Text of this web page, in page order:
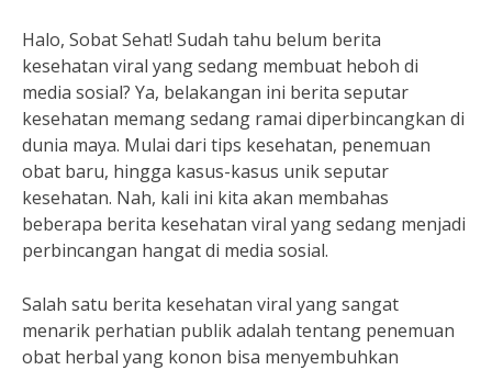
Halo, Sobat Sehat! Sudah tahu belum berita
kesehatan viral yang sedang membuat heboh di
media sosial? Ya, belakangan ini berita seputar
kesehatan memang sedang ramai diperbincangkan di
dunia maya. Mulai dari tips kesehatan, penemuan
obat baru, hingga kasus-kasus unik seputar
kesehatan. Nah, kali ini kita akan membahas
beberapa berita kesehatan viral yang sedang menjadi
perbincangan hangat di media sosial.
Salah satu berita kesehatan viral yang sangat
menarik perhatian publik adalah tentang penemuan
obat herbal yang konon bisa menyembuhkan